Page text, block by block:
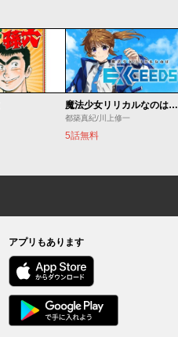
魔法少女リリカルなのは EXCEEDS
都築真紀/川上修一
5話無料
アプリもあります